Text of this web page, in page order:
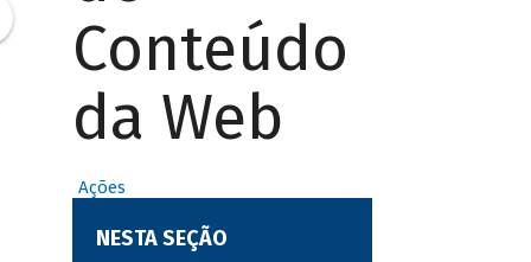
Conteúdo
da Web
Ações
NESTA SEÇÃO